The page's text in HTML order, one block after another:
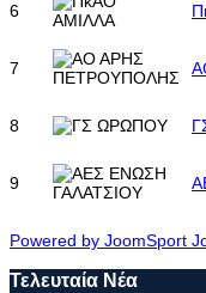
6
7
8
9
Powered by JoomSport
Τελευταία Νέα